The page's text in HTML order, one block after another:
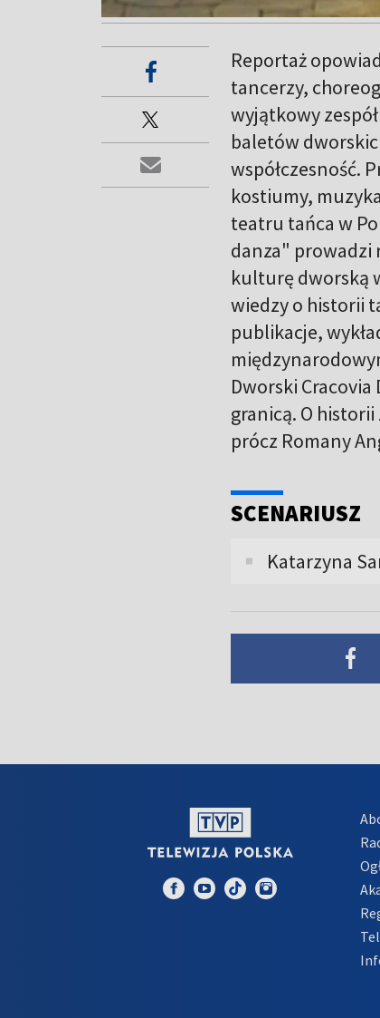
Reportaż
tancerzy,
wyjątkowy
baletów
współczesność.
kostiumy,
teatru tańca w
danza" prowadzi
kulturę dworską
wiedzy o historii
publikacje,
Dworski
granicą. O
prócz Romany
SCENARIUSZ
Katarzyna